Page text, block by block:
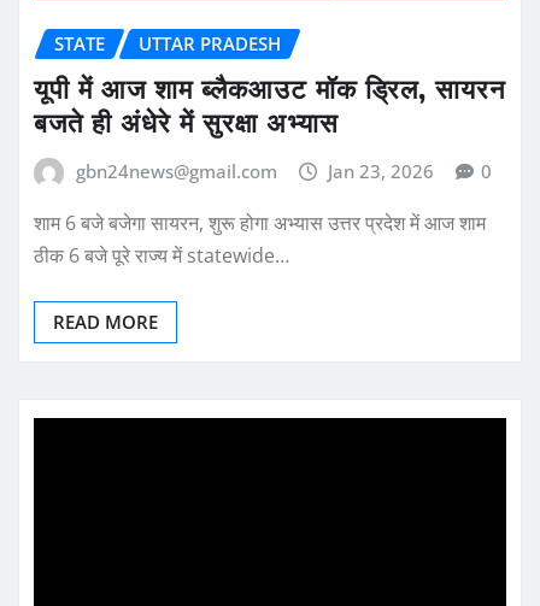
STATE UTTAR PRADESH
यूपी में आज शाम ब्लैकआउट मॉक ड्रिल, सायरन
बजते ही अंधेरे में सुरक्षा अभ्यास
gbn24news@gmail.com Jan 23, 2026 0
शाम 6 बजे बजेगा सायरन, शुरू होगा अभ्यास उत्तर प्रदेश में आज शाम
ठीक 6 बजे पूरे राज्य में statewide…
READ MORE